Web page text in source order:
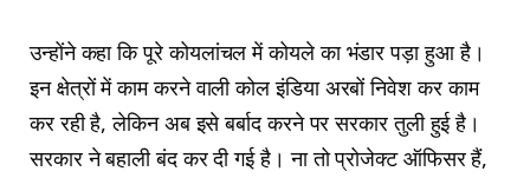
उन्होंने कहा कि पूरे कोयलांचल में कोयले का भंडार पड़ा हुआ है।
इन क्षेत्रों में काम करने वाली कोल इंडिया अरबों निवेश कर काम
कर रही है, लेकिन अब इसे बर्बाद करने पर सरकार तुली हुई है।
सरकार ने बहाली बंद कर दी गई है। ना तो प्रोजेक्ट ऑफिसर हैं,